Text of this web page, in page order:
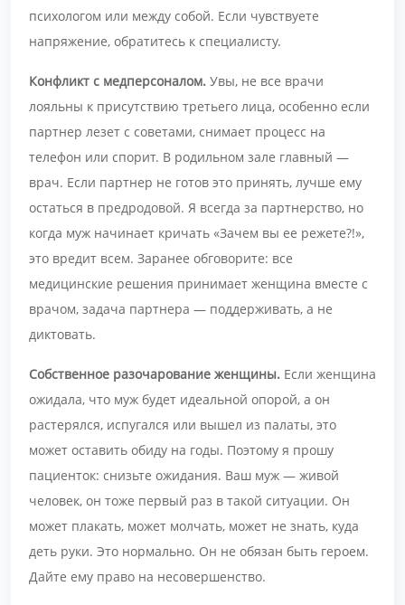
психологом или между собой. Если чувствуете
напряжение, обратитесь к специалисту.
Конфликт с медперсоналом. Увы, не все врачи
лояльны к присутствию третьего лица, особенно если
партнер лезет с советами, снимает процесс на
телефон или спорит. В родильном зале главный —
врач. Если партнер не готов это принять, лучше ему
остаться в предродовой. Я всегда за партнерство, но
когда муж начинает кричать «Зачем вы ее режете?!»,
это вредит всем. Заранее обговорите: все
медицинские решения принимает женщина вместе с
врачом, задача партнера — поддерживать, а не
диктовать.
Собственное разочарование женщины. Если женщина
ожидала, что муж будет идеальной опорой, а он
растерялся, испугался или вышел из палаты, это
может оставить обиду на годы. Поэтому я прошу
пациенток: снизьте ожидания. Ваш муж — живой
человек, он тоже первый раз в такой ситуации. Он
может плакать, может молчать, может не знать, куда
деть руки. Это нормально. Он не обязан быть героем.
Дайте ему право на несовершенство.